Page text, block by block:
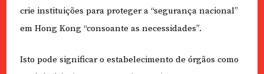
crie instituições para proteger a “segurança nacional”
em Hong Kong “consoante as necessidades”.
Isto pode significar o estabelecimento de órgãos como